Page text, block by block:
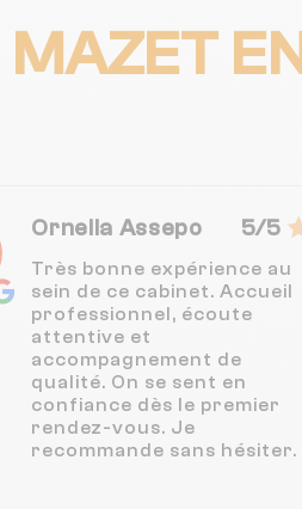
MAZET
Ornella Assepo 5/5
Très bonne expérience au
sein de ce cabinet. Accueil
professionnel, écoute
attentive et
accompagnement de
qualité. On se sent en
confiance dès le premier
rendez-vous. Je
recommande sans hésiter.